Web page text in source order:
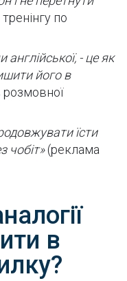
по
- це як
його в
їсти
чобіт»(реклама
в